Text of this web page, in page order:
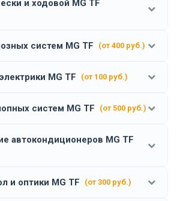
и ходовой MG TF
систем MG TF (от 400 руб.)
MG TF (от 100 руб.)
систем MG TF (от 500 руб.)
автокондиционеров MG TF
и оптики MG TF (от 300 руб.)